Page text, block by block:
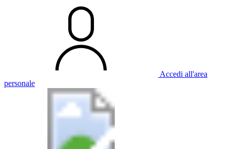
Accedi all'area
personale